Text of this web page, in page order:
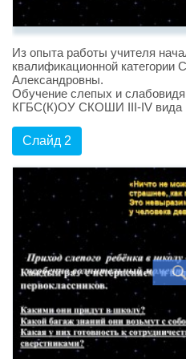
Из опыта работы учителя
квалификационной
Александровны.
Обучение слепых и
КГБС(К)ОУ СКОШИ III-IV вида
Слайд 2